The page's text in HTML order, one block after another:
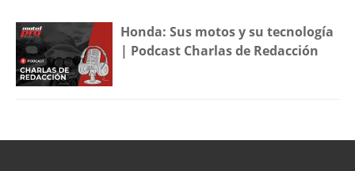
Honda: Sus motos y su tecnología
| Podcast Charlas de Redacción